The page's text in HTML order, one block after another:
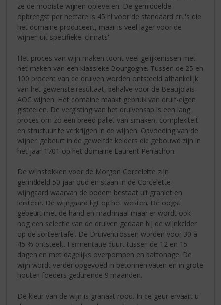
ze de mooiste wijnen opleveren. De gemiddelde
opbrengst per hectare is 45 hl voor de standaard cru's die
het domaine produceert, maar is veel lager voor de
wijnen uit specifieke 'climats'.
Het proces van wijn maken toont veel gelijkenissen met
het maken van een klassieke Bourgogne. Tussen de 25 en
100 procent van de druiven worden ontsteeld afhankelijk
van het gewenste resultaat, behalve voor de Beaujolais
AOC wijnen. Het domaine maakt gebruik van druif-eigen
gistcellen. De vergisting van het druivensap is een lang
proces om zo een breed pallet van smaken, complexiteit
en structuur te verkrijgen in de wijnen. Opvoeding van de
wijnen gebeurt in de gewelfde kelders die gebouwd zijn in
het jaar 1701 op het domaine Laurent Perrachon.
De wijnstokken voor de Morgon Corcelette zijn
gemiddeld 50 jaar oud en staan in de Corcelette-
wijngaard waarvan de bodem bestaat uit graniet en
leisteen. De wijngaard ligt op het westen. De oogst
gebeurt met de hand en machinaal maar er wordt ook
nog een selectie van de druiven gedaan bij de wijnkelder
op de sorteertafel. De Druiventrossen worden voor 30 à
45 % ontsteelt. Fermentatie duurt tussen de 12 en 15
dagen en met dagelijks overpompen en battonage. De
wijn wordt verder opgevoed in betonnen vaten en in grote
houten foeders gedurende 9 maanden.
De kleur van de wijn is granaat rood. In de geur ervaart u